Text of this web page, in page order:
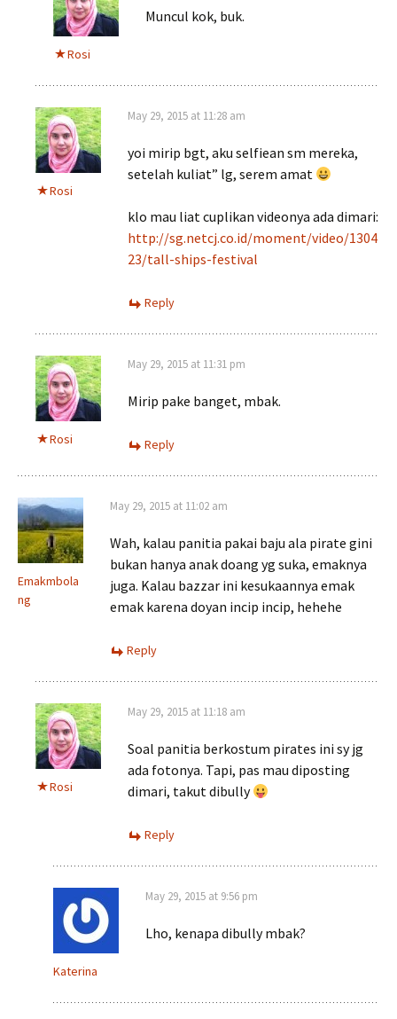
Rosi
Muncul kok, buk.
Rosi
May 29, 2015 at 11:28 am
yoi mirip bgt, aku selfiean sm mereka,
setelah kuliat” lg, serem amat
klo mau liat cuplikan videonya ada dimari:
http://sg.netcj.co.id/moment/video/1304
23/tall-ships-festival
Reply
Rosi
May 29, 2015 at 11:31 pm
Mirip pake banget, mbak.
Reply
Emakmbola
ng
May 29, 2015 at 11:02 am
Wah, kalau panitia pakai baju ala pirate gini
bukan hanya anak doang yg suka, emaknya
juga. Kalau bazzar ini kesukaannya emak
emak karena doyan incip incip, hehehe
Reply
Rosi
May 29, 2015 at 11:18 am
Soal panitia berkostum pirates ini sy jg
ada fotonya. Tapi, pas mau diposting
dimari, takut dibully
Reply
Katerina
May 29, 2015 at 9:56 pm
Lho, kenapa dibully mbak?